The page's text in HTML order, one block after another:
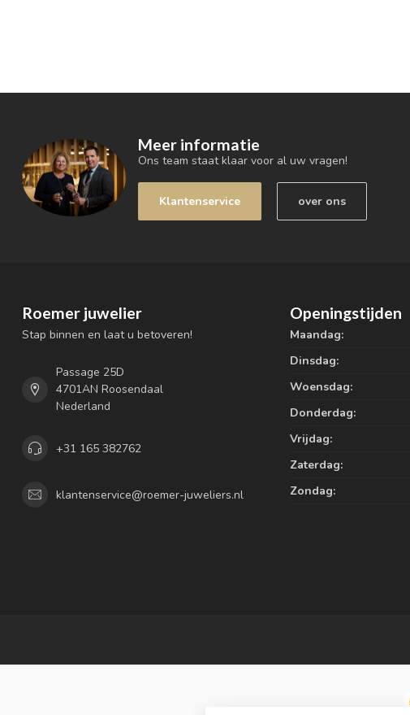
Meer informatie
Ons team staat klaar voor al uw vragen!
Klantenservice over ons
Roemer juwelier
Stap binnen en laat u betoveren!
Passage 25D
4701AN Roosendaal
Nederland
+31 165 382762
klantenservice@roemer-juweliers.nl
Openingstijden
Maandag:
Dinsdag:
Woensdag:
Donderdag:
Vrijdag:
Zaterdag:
Zondag: